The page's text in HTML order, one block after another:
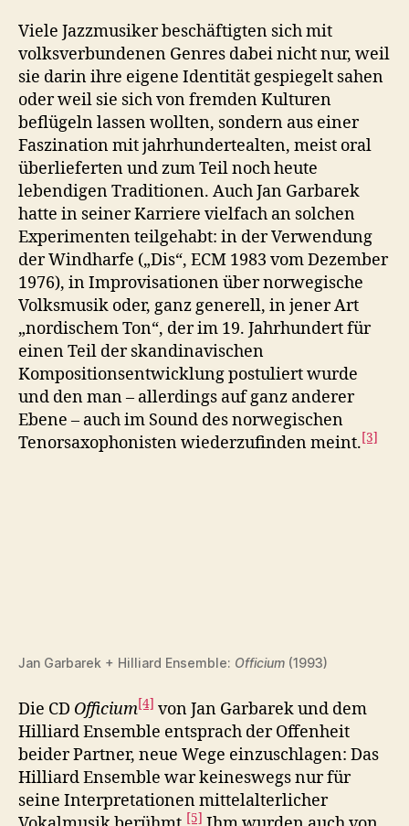
Viele Jazzmusiker beschäftigten sich mit
volksverbundenen Genres dabei nicht nur, weil
sie darin ihre eigene Identität gespiegelt sahen
oder weil sie sich von fremden Kulturen
beflügeln lassen wollten, sondern aus einer
Faszination mit jahrhundertealten, meist oral
überlieferten und zum Teil noch heute
lebendigen Traditionen. Auch Jan Garbarek
hatte in seiner Karriere vielfach an solchen
Experimenten teilgehabt: in der Verwendung
der Windharfe („Dis“, ECM 1983 vom Dezember
1976), in Improvisationen über norwegische
Volksmusik oder, ganz generell, in jener Art
„nordischem Ton“, der im 19. Jahrhundert für
einen Teil der skandinavischen
Kompositionsentwicklung postuliert wurde
und den man – allerdings auf ganz anderer
Ebene – auch im Sound des norwegischen
Tenorsaxophonisten wiederzufinden meint.[3]
Jan Garbarek + Hilliard Ensemble: Officium (1993)
Die CD Officium[4] von Jan Garbarek und dem
Hilliard Ensemble entsprach der Offenheit
beider Partner, neue Wege einzuschlagen: Das
Hilliard Ensemble war keineswegs nur für
seine Interpretationen mittelalterlicher
[5]